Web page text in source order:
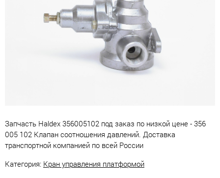
Запчасть Haldex 356005102 под заказ по низкой цене - 356
005 102 Клапан соотношения давлений. Доставка
транспортной компанией по всей России
Категория: Кран управления платформой